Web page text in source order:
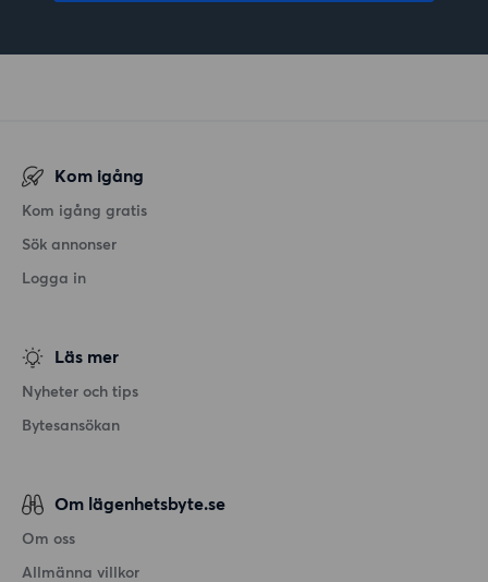
Kom igång
Kom igång gratis
Sök annonser
Logga in
Läs mer
Nyheter och tips
Bytesansökan
Om lägenhetsbyte.se
Om oss
Allmänna villkor